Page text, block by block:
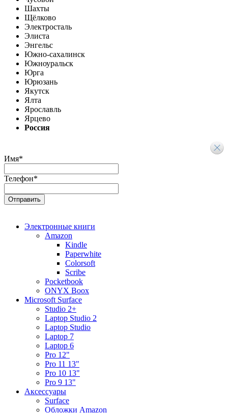
Шахты
Щёлково
Электросталь
Элиста
Энгельс
Южно-сахалинск
Южноуральск
Юрга
Юрюзань
Якутск
Ялта
Ярославль
Ярцево
Россия
Имя*
Телефон*
Электронные книги
Amazon
Kindle
Paperwhite
Colorsoft
Scribe
Pocketbook
ONYX Boox
Microsoft Surface
Studio 2+
Laptop Studio 2
Laptop Studio
Laptop 7
Laptop 6
Pro 12"
Pro 11 13"
Pro 10 13"
Pro 9 13"
Аксессуары
Surface
Обложки Amazon